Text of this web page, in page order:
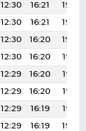
12:30 16:21
19:40
12:30 16:21
19:39
12:30 16:20
19:39
12:30 16:20
19:38
12:29 16:20
19:37
12:29 16:20
19:36
12:29 16:19
19:35
12:29 16:19
19:34